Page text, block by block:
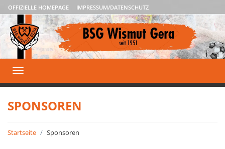
OFFIZIELLE HOMEPAGE IMPRESSUM/DATENSCHUTZ
Toggle
navigation
SPONSOREN
Startseite Sponsoren